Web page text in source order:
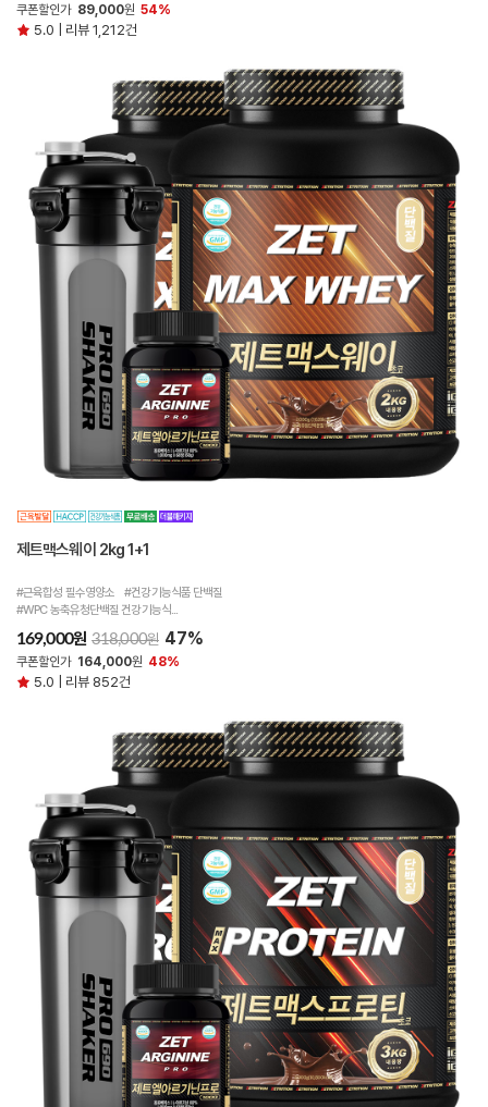
쿠폰할인가 89,000원 54%
5.0 | 리뷰 1,212건
제트맥스웨이 2kg 1+1
#근육합성 필수영양소 #건강기능식품 단백질
#WPC 농축유청단백질 건강기능식...
169,000원 318,000원 47%
쿠폰할인가 164,000원 48%
5.0 | 리뷰 852건